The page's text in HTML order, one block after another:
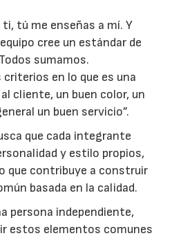
ti, tú me enseñas a mí. Y
cree un estándar de
sumamos.
en lo que es una
cliente, un buen color, un
un buen servicio”.
que cada integrante
y estilo propios,
que contribuye a construir
basada en la calidad.
persona independiente,
estos elementos comunes